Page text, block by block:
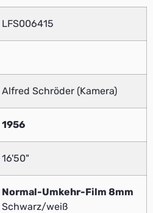
LFS006415
Alfred Schröder (Kamera)
1956
16'50"
Normal-Umkehr-Film 8mm
Schwarz/weiß